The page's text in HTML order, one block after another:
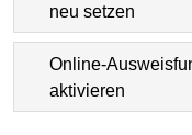
neu setzen
Online-
aktivieren